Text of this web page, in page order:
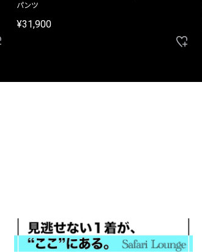
パンツ
¥31,900